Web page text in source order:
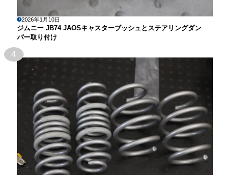
2026年1月10日
ジムニー JB74 JAOSキャスターブッシュとステアリングダン
パー取り付け
4